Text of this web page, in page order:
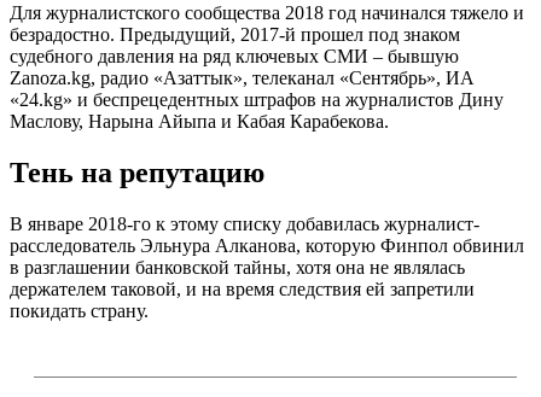
Для журналистского сообщества 2018 год начинался тяжело и
безрадостно. Предыдущий, 2017-й прошел под знаком
судебного давления на ряд ключевых СМИ – бывшую
Zanoza.kg, радио «Азаттык», телеканал «Сентябрь», ИА
«24.kg» и беспрецедентных штрафов на журналистов Дину
Маслову, Нарына Айыпа и Кабая Карабекова.
Тень на репутацию
В январе 2018-го к этому списку добавилась журналист-
расследователь Эльнура Алканова, которую Финпол обвинил
в разглашении банковской тайны, хотя она не являлась
держателем таковой, и на время следствия ей запретили
покидать страну.